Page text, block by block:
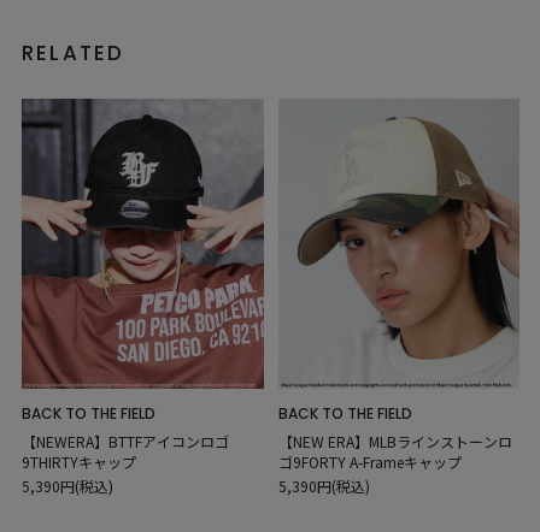
RELATED
BACK TO THE FIELD
【NEWERA】BTTFアイコンロゴ
9THIRTYキャップ
5,390円(税込)
BACK TO THE FIELD
【NEW ERA】MLBラインストーンロ
ゴ9FORTY A-Frameキャップ
5,390円(税込)